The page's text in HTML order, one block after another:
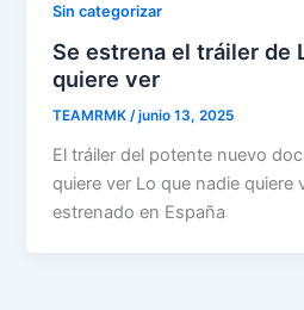
Sin categorizar
Se estrena el tráiler de
quiere ver
TEAMRMK/junio 13, 2025
El tráiler del potente nuevo
quiere ver Lo que nadie quiere
estrenado en España